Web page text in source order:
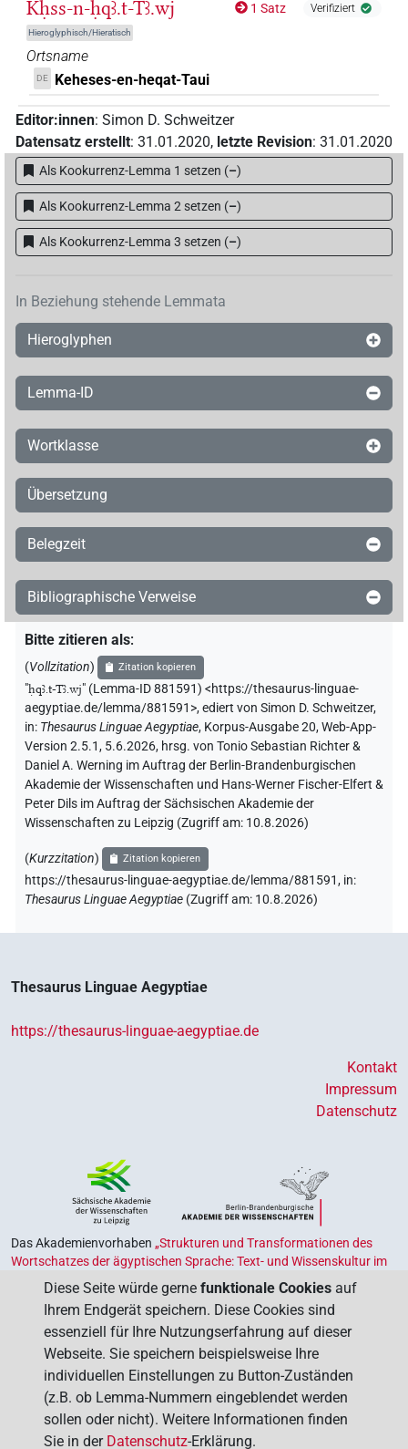
Kḥss-n-ḥqꜣ.t-Tꜣ.wj
Hieroglyphisch/Hieratisch
1 Satz Verifiziert
Ortsname
DE Keheses-en-heqat-Taui
Editor:innen: Simon D. Schweitzer
Datensatz erstellt: 31.01.2020, letzte Revision: 31.01.2020
Als Kookurrenz-Lemma 1 setzen (–)
Als Kookurrenz-Lemma 2 setzen (–)
Als Kookurrenz-Lemma 3 setzen (–)
In Beziehung stehende Lemmata
Hieroglyphen
Lemma-ID
Wortklasse
Übersetzung
Belegzeit
Bibliographische Verweise
Bitte zitieren als:
(Vollzitation) Zitation kopieren
"ḥqꜣ.t-Tꜣ.wj" (Lemma-ID 881591) <https://thesaurus-linguae-
aegyptiae.de/lemma/881591>,ediert von Simon D. Schweitzer,
in: Thesaurus Linguae Aegyptiae, Korpus-Ausgabe 20, Web-App-
Version 2.5.1, 5.6.2026, hrsg. von Tonio Sebastian Richter &
Daniel A. Werning im Auftrag der Berlin-Brandenburgischen
Akademie der Wissenschaften und Hans-Werner Fischer-Elfert &
Peter Dils im Auftrag der Sächsischen Akademie der
Wissenschaften zu Leipzig (Zugriff am: 10.8.2026)
(Kurzzitation) Zitation kopieren
https://thesaurus-linguae-aegyptiae.de/lemma/881591, in:
Thesaurus Linguae Aegyptiae (Zugriff am: 10.8.2026)
Thesaurus Linguae Aegyptiae
https://thesaurus-linguae-aegyptiae.de
Kontakt
Impressum
Datenschutz
Das Akademienvorhaben „Strukturen und Transformationen des
Wortschatzes der ägyptischen Sprache: Text- und Wissenskultur im
Alten Ägypten‟
ist Teil des von Bund und Ländern geförderten
Akademienprogramms , das der Erhaltung, Sicherung und
Vergegenwärtigung unseres kulturellen Erbes dient. Koordiniert wird
das Programm von derUnion der Deutschen Akademien der
Wissenschaften.
Diese Seite würde gerne funktionale Cookies auf
Ihrem Endgerät speichern. Diese Cookies sind
essenziell für Ihre Nutzungserfahrung auf dieser
Webseite. Sie speichern beispielsweise Ihre
individuellen Einstellungen zu Button-Zuständen
(z.B. ob Lemma-Nummern eingeblendet werden
sollen oder nicht). Weitere Informationen finden
Sie in der Datenschutz-Erklärung.